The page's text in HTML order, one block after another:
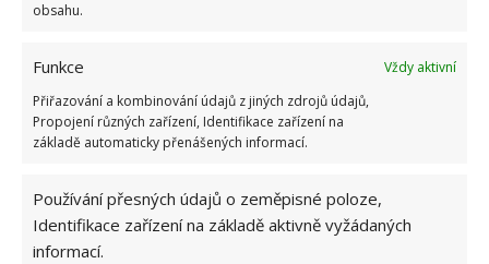
obsahu.
Funkce
Vždy aktivní
Přiřazování a kombinování údajů z jiných zdrojů údajů,
Propojení různých zařízení, Identifikace zařízení na
základě automaticky přenášených informací.
Používání přesných údajů o zeměpisné poloze,
Identifikace zařízení na základě aktivně vyžádaných
informací.
ŽHAVÉ NOVINKY
Mouchy raději poletí o domácnost dále. Kromě
chemikálií je odpudí i citron s hřebíčkem
Díky vhodné přípravě nebudou letní horka